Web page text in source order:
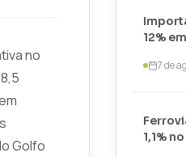
no
Golfo
12%
7 de
1,1%